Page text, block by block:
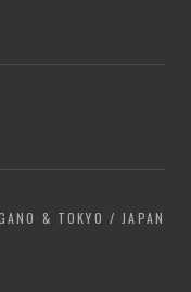
& TOKYO / JAPAN